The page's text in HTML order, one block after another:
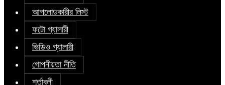
আপলোডকারীর লিস্ট
ফটো গ্যালারী
ভিডিও গ্যালারী
গোপনীয়তা নীতি
শর্তাবলী